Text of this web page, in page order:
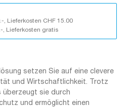
, Lieferkosten CHF 15.00
, Lieferkosten gratis
setzen Sie auf eine clevere
und Wirtschaftlichkeit. Trotz
überzeugt sie durch
und ermöglicht einen